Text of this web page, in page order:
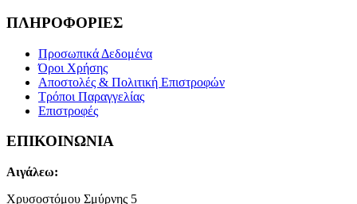
ΠΛΗΡΟΦΟΡΙΕΣ
Προσωπικά Δεδομένα
Όροι Χρήσης
Αποστολές & Πολιτική Επιστροφών
Τρόποι Παραγγελίας
Επιστροφές
ΕΠΙΚΟΙΝΩΝΙΑ
Αιγάλεω:
Χρυσοστόμου Σμύρνης 5